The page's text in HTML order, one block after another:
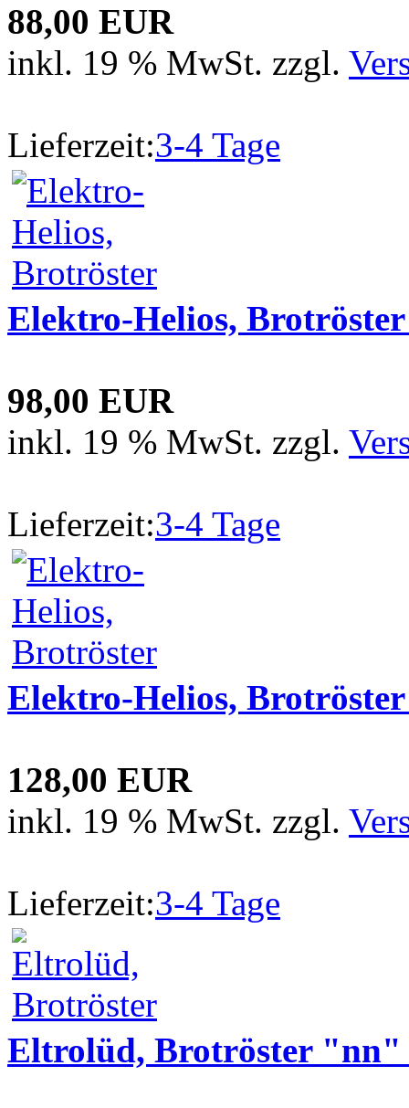
88,00 EUR
inkl. 19 % MwSt. zzgl.
Lieferzeit:3-4 Tage
Elektro-Helios,
98,00 EUR
inkl. 19 % MwSt. zzgl.
Lieferzeit:3-4 Tage
Elektro-Helios,
128,00 EUR
inkl. 19 % MwSt. zzgl.
Lieferzeit:3-4 Tage
Eltrolüd, Brotröster "nn"